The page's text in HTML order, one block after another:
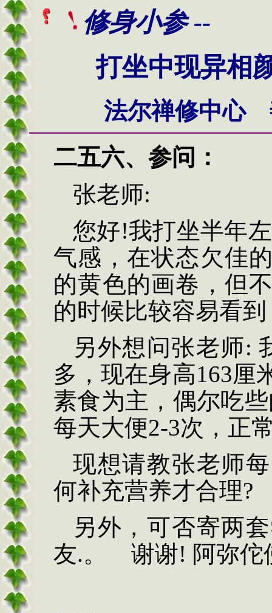
修身小参 --
打坐中现异相
法尔禅修中心
二五六、 参问：
张老师:
您好!我打坐半年
气感 ， 在状态欠佳
的黄色的画卷 ， 但
的时候比较容易看到
另外想问张老师:
多 ，现在身高163厘
素食为主 ， 偶尔吃
每天大便2-3次 ， 正
现想请教张老师
何补充营养才合理?
另外 ，可否寄两
友.。 谢谢! 阿弥佗